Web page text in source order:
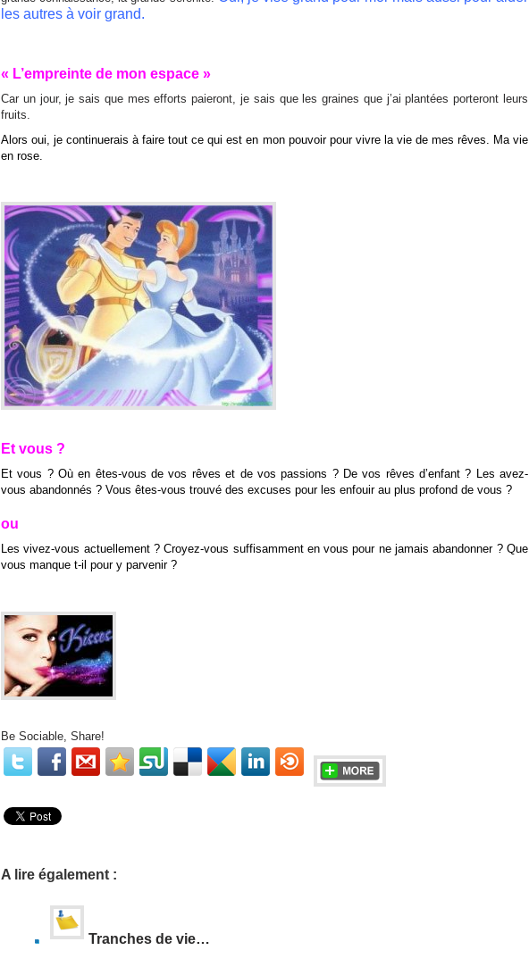
les autres à voir grand.
« L’empreinte de mon espace »
Car un jour, je sais que mes efforts paieront, je sais que les graines que j’ai plantées porteront leurs
fruits.
Alors oui, je continuerais à faire tout ce qui est en mon pouvoir pour vivre la vie de mes rêves. Ma vie
en rose.
Et vous ?
Et vous ? Où en êtes-vous de vos rêves et de vos passions ? De vos rêves d’enfant ? Les avez-
vous abandonnés ? Vous êtes-vous trouvé des excuses pour les enfouir au plus profond de vous ?
ou
Les vivez-vous actuellement ? Croyez-vous suffisamment en vous pour ne jamais abandonner ? Que
vous manque t-il pour y parvenir ?
Be Sociable, Share!
A lire également :
Tranches de vie…